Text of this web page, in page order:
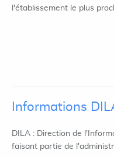
l'établissement le plus
Informations
DILA : Direction de
faisant partie de